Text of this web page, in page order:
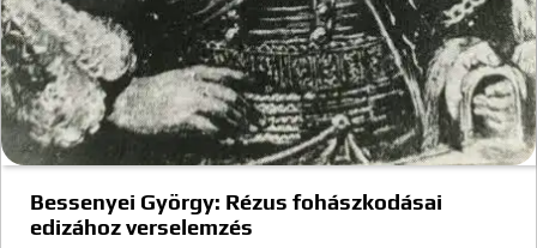
Bessenyei György: Rézus fohászkodásai
edizához verselemzés